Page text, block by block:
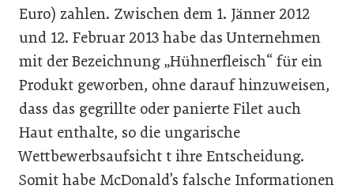
Euro) zahlen. Zwischen dem 1. Jänner 2012
und 12. Februar 2013 habe das Unternehmen
mit der Bezeichnung „Hühnerfleisch“ für ein
Produkt geworben, ohne darauf hinzuweisen,
dass das gegrillte oder panierte Filet auch
Haut enthalte, so die ungarische
Wettbewerbsaufsicht t ihre Entscheidung.
Somit habe McDonald’s falsche Informationen